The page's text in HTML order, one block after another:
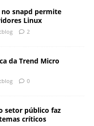
no snapd permite
Linux
2
da Trend Micro
0
setor público faz
críticos